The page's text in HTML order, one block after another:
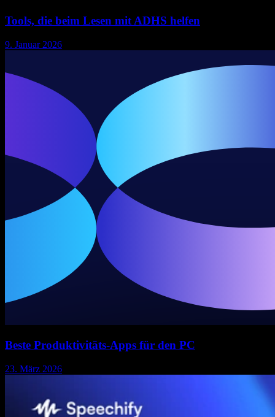
Tools, die beim Lesen mit ADHS helfen
9. Januar 2026
Beste Produktivitäts-Apps für den PC
23. März 2026